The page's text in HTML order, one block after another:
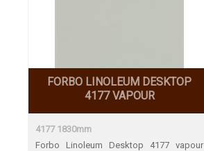
FORBO LINOLEUM DESKTOP
4177 VAPOUR
4177 1830mm
Forbo Linoleum Desktop 4177 vapour